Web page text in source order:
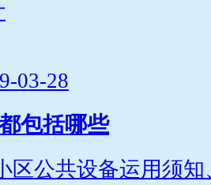
03-28
包括哪些
区公共设备运用须